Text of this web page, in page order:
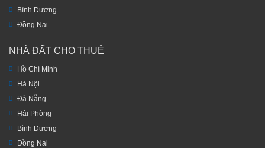
Bình Dương
Đồng Nai
NHÀ ĐẤT CHO THUÊ
Hồ Chí Minh
Hà Nội
Đà Nẵng
Hải Phòng
Bình Dương
Đồng Nai